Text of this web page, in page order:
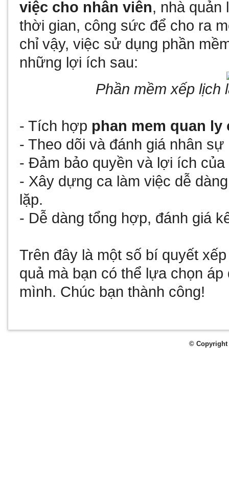
việc cho nhân viên, nhà quản
thời gian, công sức để cho ra
chỉ vậy, việc sử dụng phần
những lợi ích sau:
Phần mềm xếp
- Tích hợp phan mem quan ly
- Theo dõi và đánh giá nhân sự
- Đảm bảo quyền và lợi ích của
- Xây dựng ca làm việc dễ
lặp.
- Dễ dàng tổng hợp, đánh giá
Trên đây là một số bí quyết
quả mà bạn có thể lựa chọn
mình. Chúc bạn thành công!
© Copyright